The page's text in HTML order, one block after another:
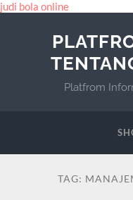
judi bola online
Platfrom
TAG: